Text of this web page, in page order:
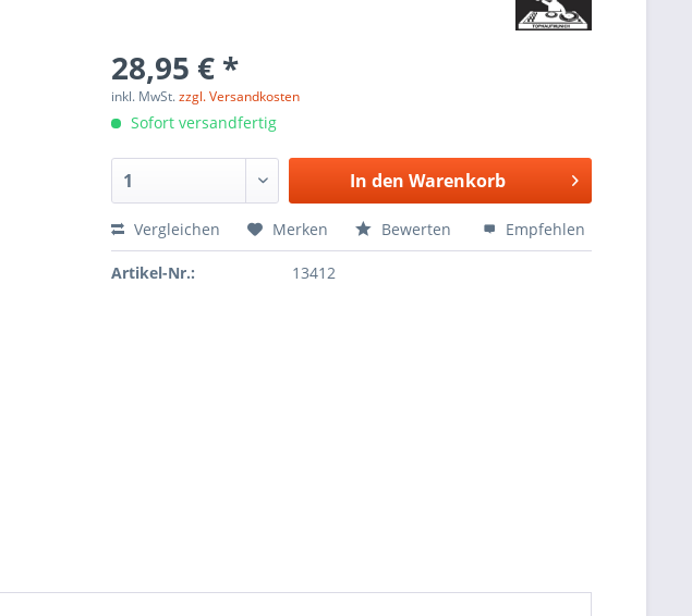
28,95 € *
inkl. MwSt.zzgl. Versandkosten
Sofort versandfertig
In den Warenkorb
Vergleichen Merken Bewerten Empfehlen
Artikel-Nr.: 13412